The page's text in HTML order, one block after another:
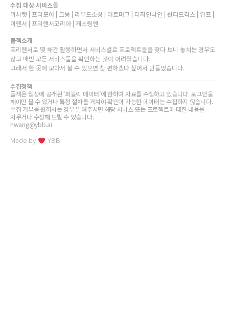
수집 대상 서비스들
위시켓 | 프리모아 | 크몽 | 라우드소싱 | 아트머그 | 디자인나인 | 원티드긱스 | 위프 |
이랜서 | 프리랜서코리아 | 캐스팅엔
플젝소개
프리랜서로 몇 해간 활동하면서 서비스별로 프로젝트들을 찾다 보니 놓치는 경우도
많고 매번 모든 서비스들을 확인하는 것이 어려웠습니다.
그래서 한 곳에 모아서 볼 수 있으면 참 편하겠다 싶어서 만들었습니다.
수집정책
플젝은 웹상에 공개된 ‘퍼블릭 데이터’에 한하여 자료를 수집하고 있습니다. 로그인을
해야만 볼 수 있거나 특정 절차를 거쳐야 확인이 가능한 데이터는 수집하지 않습니다.
수집 거부를 원하시는 경우 알려주시면 해당 서비스 또는 프로젝트에 대한 내용을
지우거나 수정해 드릴 수 있습니다.
hwang@ybb.ai
Made by YBB